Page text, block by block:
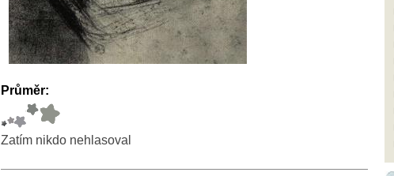
Průměr:
Zatím nikdo nehlasoval